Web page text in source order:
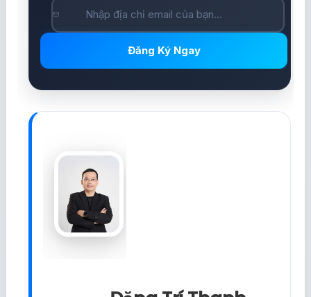
Đăng Ký Ngay